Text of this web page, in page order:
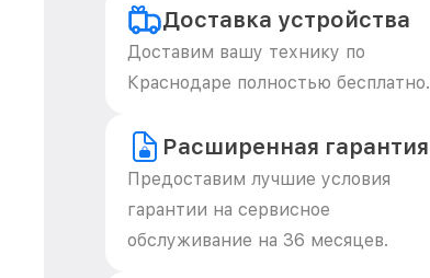
Доставка устройства
Доставим вашу технику по
Краснодаре полностью бесплатно.
Расширенная гарантия
Предоставим лучшие условия
гарантии на сервисное
обслуживание на 36 месяцев.